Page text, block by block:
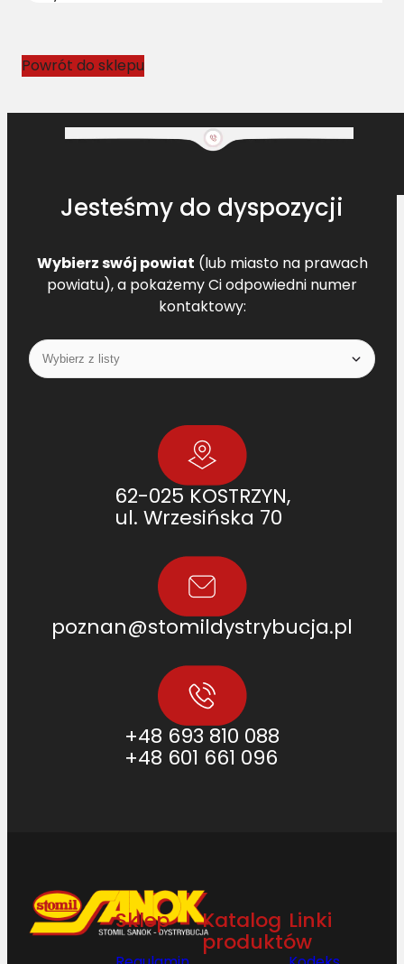
y
D
Powrót do sklepu
Jesteśmy do dyspozycji
Wybierz swój powiat (lub miasto na prawach
powiatu), a pokażemy Ci odpowiedni numer
kontaktowy:
62-025 KOSTRZYN,
ul. Wrzesińska 70
poznan@stomildystrybucja.pl
+48 693 810 088
+48 601 661 096
Sklep Katalog
produktów
Linki